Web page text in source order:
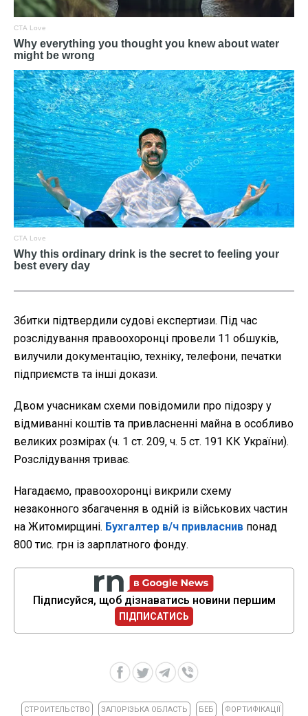
Збитки підтвердили судові експертизи. Під час
розслідування правоохоронці провели 11 обшуків,
вилучили документацію, техніку, телефони, печатки
підприємств та інші докази.
Двом учасникам схеми повідомили про підозру у
відмиванні коштів та привласненні майна в особливо
великих розмірах (ч. 1 ст. 209, ч. 5 ст. 191 КК України).
Розслідування триває.
Нагадаємо, правоохоронці викрили схему
незаконного збагачення в одній із військових частин
на Житомирщині. Бухгалтер в/ч привласнив понад
800 тис. грн із зарплатного фонду.
Підписуйся, щоб дізнаватись новини першим
ПІДПИСАТИСЬ
СТРОИТЕЛЬСТВО ЗАПОРІЗЬКА ОБЛАСТЬ БЕБ ФОРТИФІКАЦІЇ